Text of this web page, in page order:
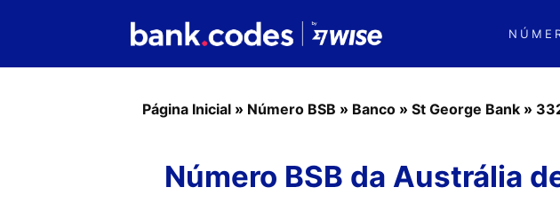
Página Inicial » Número BSB » Banco » St George Bank »
Número BSB da Austrália